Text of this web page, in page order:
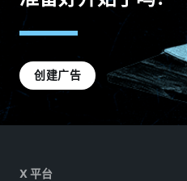
创建广告
X 平台